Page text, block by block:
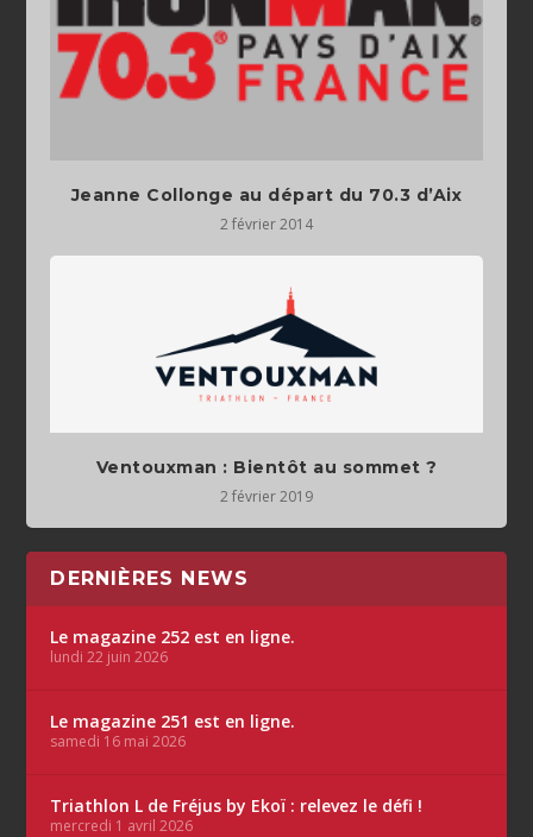
Jeanne Collonge au départ du 70.3 d’Aix
2 février 2014
Ventouxman : Bientôt au sommet ?
2 février 2019
DERNIÈRES NEWS
Le magazine 252 est en ligne.
lundi 22 juin 2026
Le magazine 251 est en ligne.
samedi 16 mai 2026
Triathlon L de Fréjus by Ekoï : relevez le défi !
mercredi 1 avril 2026